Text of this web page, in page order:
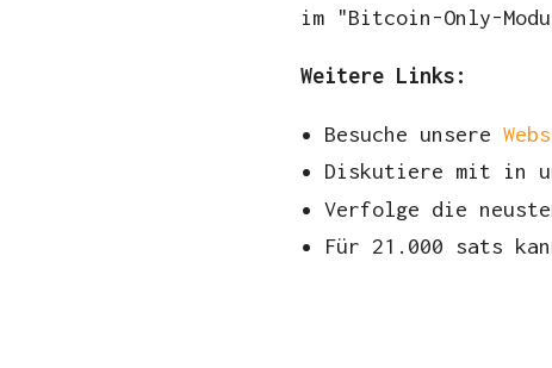
im "Bitcoin-Only-
Weitere Links:
Besuche unsere
Diskutiere mit in
Verfolge die
Für 21.000 sats